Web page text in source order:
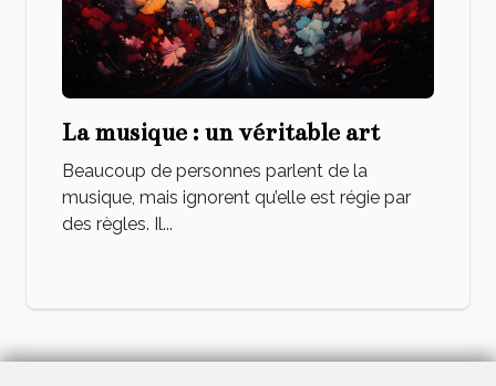
La musique : un véritable art
Beaucoup de personnes parlent de la
musique, mais ignorent qu’elle est régie par
des règles. Il...